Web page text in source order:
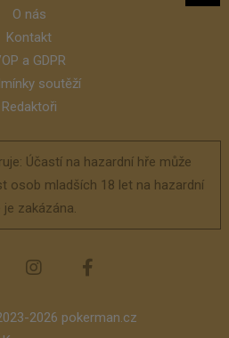
O nás
Kontakt
a GDPR
soutěží
Redaktoři
Účastí na hazardní hře může
osob mladších 18 let na hazardní
je zakázána.
2026 pokerman.cz